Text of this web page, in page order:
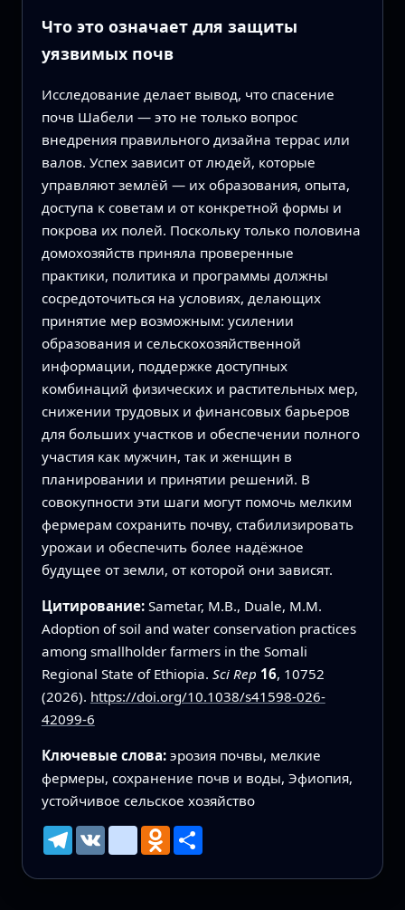
Что это означает для защиты
уязвимых почв
Исследование делает вывод, что спасение
почв Шабели — это не только вопрос
внедрения правильного дизайна террас или
валов. Успех зависит от людей, которые
управляют землёй — их образования, опыта,
доступа к советам и от конкретной формы и
покрова их полей. Поскольку только половина
домохозяйств приняла проверенные
практики, политика и программы должны
сосредоточиться на условиях, делающих
принятие мер возможным: усилении
образования и сельскохозяйственной
информации, поддержке доступных
комбинаций физических и растительных мер,
снижении трудовых и финансовых барьеров
для больших участков и обеспечении полного
участия как мужчин, так и женщин в
планировании и принятии решений. В
совокупности эти шаги могут помочь мелким
фермерам сохранить почву, стабилизировать
урожаи и обеспечить более надёжное
будущее от земли, от которой они зависят.
Цитирование: Sametar, M.B., Duale, M.M.
Adoption of soil and water conservation practices
among smallholder farmers in the Somali
Regional State of Ethiopia. Sci Rep 16, 10752
(2026). https://doi.org/10.1038/s41598-026-
42099-6
Ключевые слова: эрозия почвы, мелкие
фермеры, сохранение почв и воды, Эфиопия,
устойчивое сельское хозяйство
Telegram
VK mailruOdnoklassniki
Ресурс